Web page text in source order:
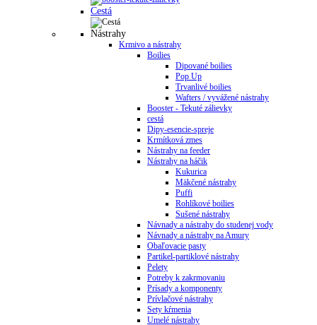
Cestá
Nástrahy
Krmivo a nástrahy
Boilies
Dipované boilies
Pop Up
Trvanlivé boilies
Wafters / vyvážené nástrahy
Booster - Tekuté zálievky
cestá
Dipy-esencie-spreje
Krmítková zmes
Nástrahy na feeder
Nástrahy na háčik
Kukurica
Mäkčené nástrahy
Puffi
Rohlíkové boilies
Sušené nástrahy
Návnady a nástrahy do studenej vody
Návnady a nástrahy na Amury
Obaľovacie pasty
Partikel-partiklové nástrahy
Pelety
Potreby k zakrmovaniu
Prísady a komponenty
Prívlačové nástrahy
Sety kŕmenia
Umelé nástrahy